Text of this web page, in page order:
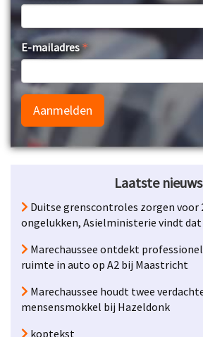
E-mailadres
Aanmelden
Laatste nieuws
Duitse grenscontroles zorgen voor
ongelukken, Asielministerie vindt dat
Marechaussee ontdekt
ruimte in auto op A2 bij Maastricht
Marechaussee houdt twee
mensensmokkel bij Hazeldonk
koptekst